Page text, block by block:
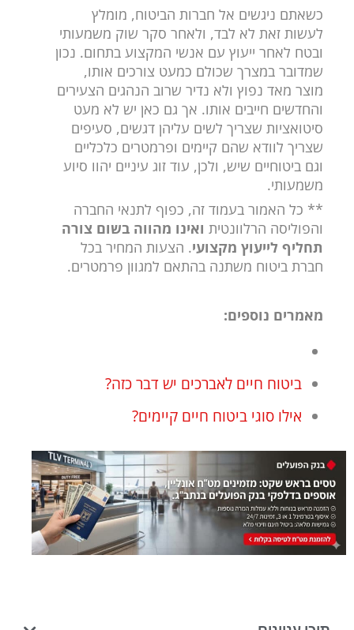
כשאתם ניגשים אל חברות הביטוח, מומלץ
לעשות זאת לא לבד, ולאחר סקר שוק משמעותי
ובטח לאחר ייעוץ עם אנשי המקצוע בתחום. נכון
שמדובר במצרך שכולם כמעט צורכים אותו,
מוצר מאד נפוץ ולא נדיר שרוב הנהגים הצעירים
והחדשים חייבים אותו. אך גם כאן יש לא מעט
סיטואציות שצריך לשים עליהן דגשים, סעיפים
שצריך לוודא שהם קיימים ופרמטרים כלכליים
וגם ביטוחיים שיש, ולכן, עוד זוג עיניים יהוו סיוע
משמעותי.
** כל האמור בעמוד זה, כפוף לתנאי החברה
והפוליסה הרלוונטית ואינו מהווה בשום צורה
תחליף לייעוץ מקצועי. הצעות המחיר בכל
חברת ביטוח משתנה בהתאם למגוון פרמטרים.
מאמרים נוספים:
ביטוח חיים לאברכים יש דבר כזה?
אילו סוגי ביטוח חיים קיימים?